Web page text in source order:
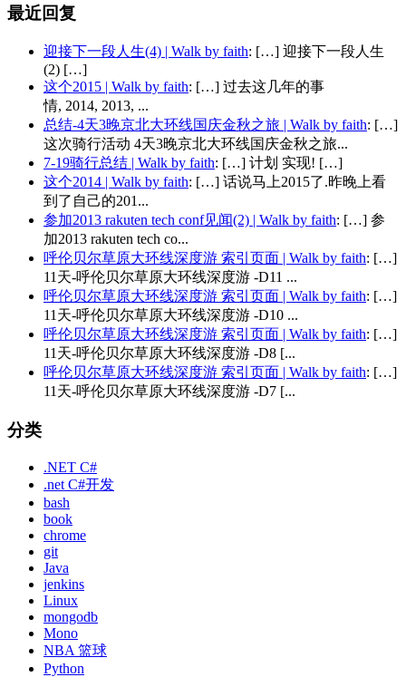
最近回复
迎接下一段人生(4) | Walk by faith: […] 迎接下一段人生
(2) […]
这个2015 | Walk by faith: […] 过去这几年的事
情, 2014, 2013, ...
总结-4天3晚京北大环线国庆金秋之旅 | Walk by faith: […]
这次骑行活动 4天3晚京北大环线国庆金秋之旅...
7-19骑行总结 | Walk by faith: […] 计划 实现! […]
这个2014 | Walk by faith: […] 话说马上2015了.昨晚上看
到了自己的201...
参加2013 rakuten tech conf见闻(2) | Walk by faith: […] 参
加2013 rakuten tech co...
呼伦贝尔草原大环线深度游 索引页面 | Walk by faith: […]
11天-呼伦贝尔草原大环线深度游 -D11 ...
呼伦贝尔草原大环线深度游 索引页面 | Walk by faith: […]
11天-呼伦贝尔草原大环线深度游 -D10 ...
呼伦贝尔草原大环线深度游 索引页面 | Walk by faith: […]
11天-呼伦贝尔草原大环线深度游 -D8 [...
呼伦贝尔草原大环线深度游 索引页面 | Walk by faith: […]
11天-呼伦贝尔草原大环线深度游 -D7 [...
分类
.NET C#
.net C#开发
bash
book
chrome
git
Java
jenkins
Linux
mongodb
Mono
NBA 篮球
Python